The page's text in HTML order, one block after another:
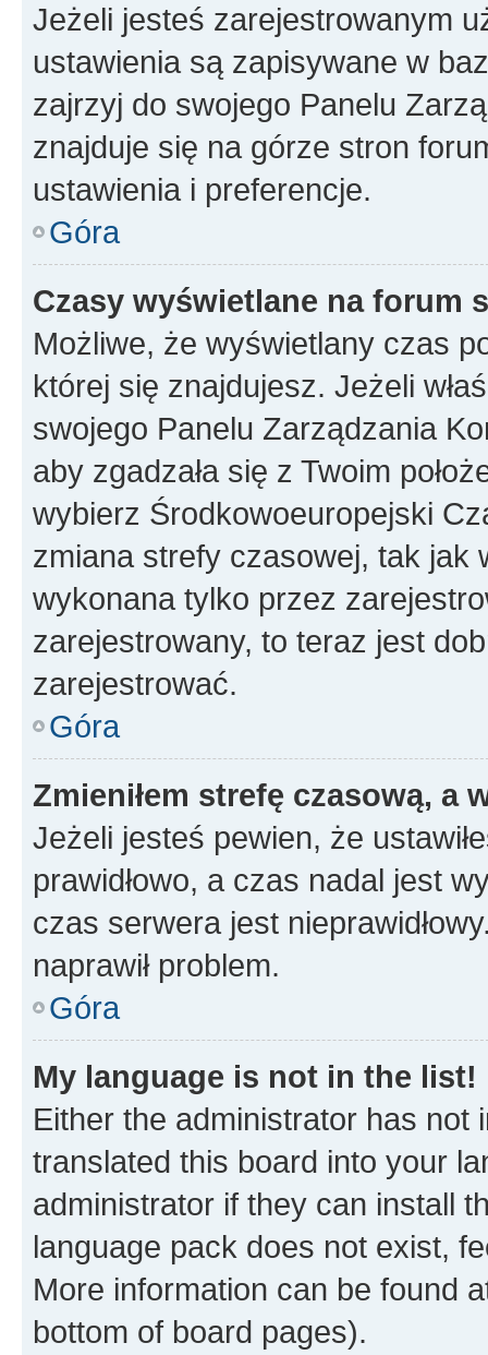
Jeżeli jesteś zarejestrowanym
ustawienia są zapisywane w
zajrzyj do swojego Panelu
znajduje się na górze stron
ustawienia i preferencje.
Góra
Czasy wyświetlane na forum
Możliwe, że wyświetlany czas
której się znajdujesz. Jeżeli
swojego Panelu Zarządzania
aby zgadzała się z Twoim
wybierz Środkowoeuropejski
zmiana strefy czasowej, tak jak
wykonana tylko przez
zarejestrowany, to teraz jest
zarejestrować.
Góra
Zmieniłem strefę czasową, a
Jeżeli jesteś pewien, że
prawidłowo, a czas nadal jest
czas serwera jest
naprawił problem.
Góra
My language is not in the list!
Either the administrator has not
translated this board into your
administrator if they can install
language pack does not exist,
More information can be found
bottom of board pages).